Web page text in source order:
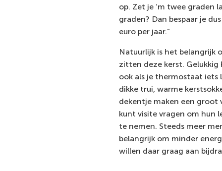
op. Zet je ‘m twee graden
graden? Dan bespaar je
euro per jaar.”
Natuurlijk is het belangrijk
zitten deze kerst. Gelukkig
ook als je thermostaat iets
dikke trui, warme
dekentje maken een groot
kunt visite vragen om hun
te nemen. Steeds meer
belangrijk om minder
willen daar graag aan